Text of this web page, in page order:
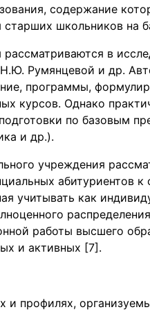
содержание
школьников на
в
Румянцевой и др.
программы,
курсов. Однако
по базовым
и др.).
учреждения
абитуриентов
учитывать как
работы высшего
и активных [7].
и профилях,